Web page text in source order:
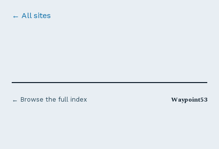
← All sites
← Browse the full index Waypoint53